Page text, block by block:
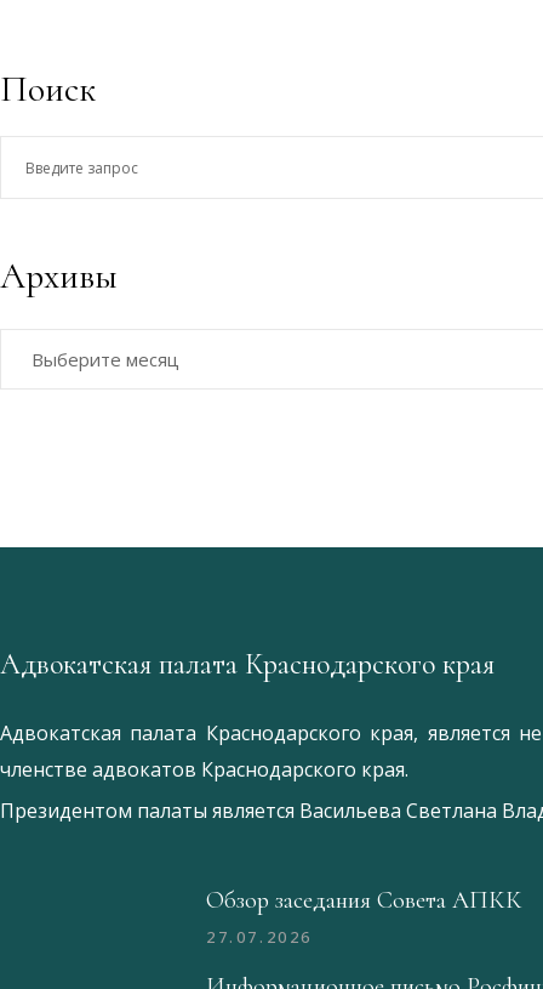
Поиск
Архивы
Адвокатская палата Краснодарского края
Адвокатская палата Краснодарского края, является
членстве адвокатов Краснодарского края.
Президентом палаты является Ваcильева Светлана
Обзор заседания Совета АПКК
27.07.2026